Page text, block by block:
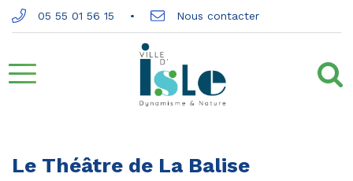
Gestion des traceurs
05 55 01 56 15 Nous contacter
Aller
la
Le Théâtre de La Balise